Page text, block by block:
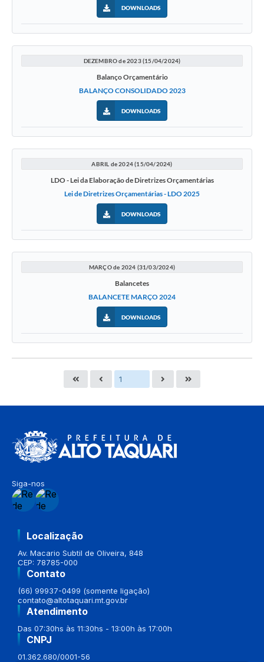
DOWNLOADS
DEZEMBRO de 2023 (15/04/2024)
Balanço Orçamentário
BALANÇO CONSOLIDADO 2023
DOWNLOADS
ABRIL de 2024 (15/04/2024)
LDO - Lei da Elaboração de Diretrizes Orçamentárias
Lei de Diretrizes Orçamentárias - LDO 2025
DOWNLOADS
MARÇO de 2024 (31/03/2024)
Balancetes
BALANCETE MARÇO 2024
DOWNLOADS
Siga-nos
Localização
Av. Macario Subtil de Oliveira, 848
CEP: 78785-000
Contato
(66) 99937-0499 (somente ligação)
contato@altotaquari.mt.gov.br
Atendimento
Das 07:30hs às 11:30hs - 13:00h às 17:00h
CNPJ
01.362.680/0001-56